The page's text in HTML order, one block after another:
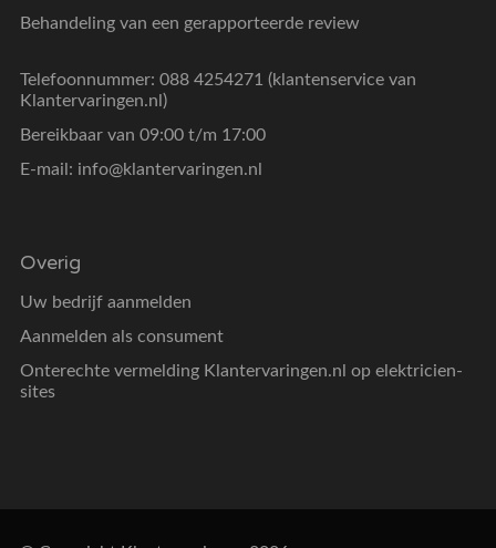
Behandeling van een gerapporteerde review
Telefoonnummer: 088 4254271 (klantenservice van
Klantervaringen.nl)
Bereikbaar van 09:00 t/m 17:00
E-mail: info@klantervaringen.nl
Overig
Uw bedrijf aanmelden
Aanmelden als consument
Onterechte vermelding Klantervaringen.nl op elektricien-
sites